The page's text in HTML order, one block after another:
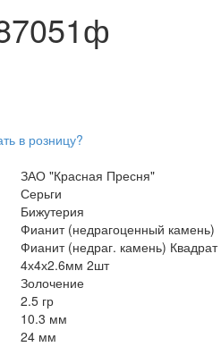
в розницу?
ЗАО "Красная Пресня"
Серьги
Бижутерия
Фианит (недрагоценный камень)
Фианит (недраг. камень) Квадрат
4х4х2.6мм 2шт
Золочение
2.5 гр
10.3 мм
24 мм